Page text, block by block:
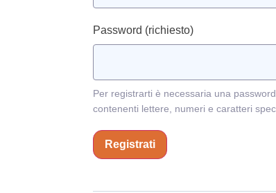
Password (richiesto)
Per registrarti è necessaria una
contenenti lettere, numeri e caratteri